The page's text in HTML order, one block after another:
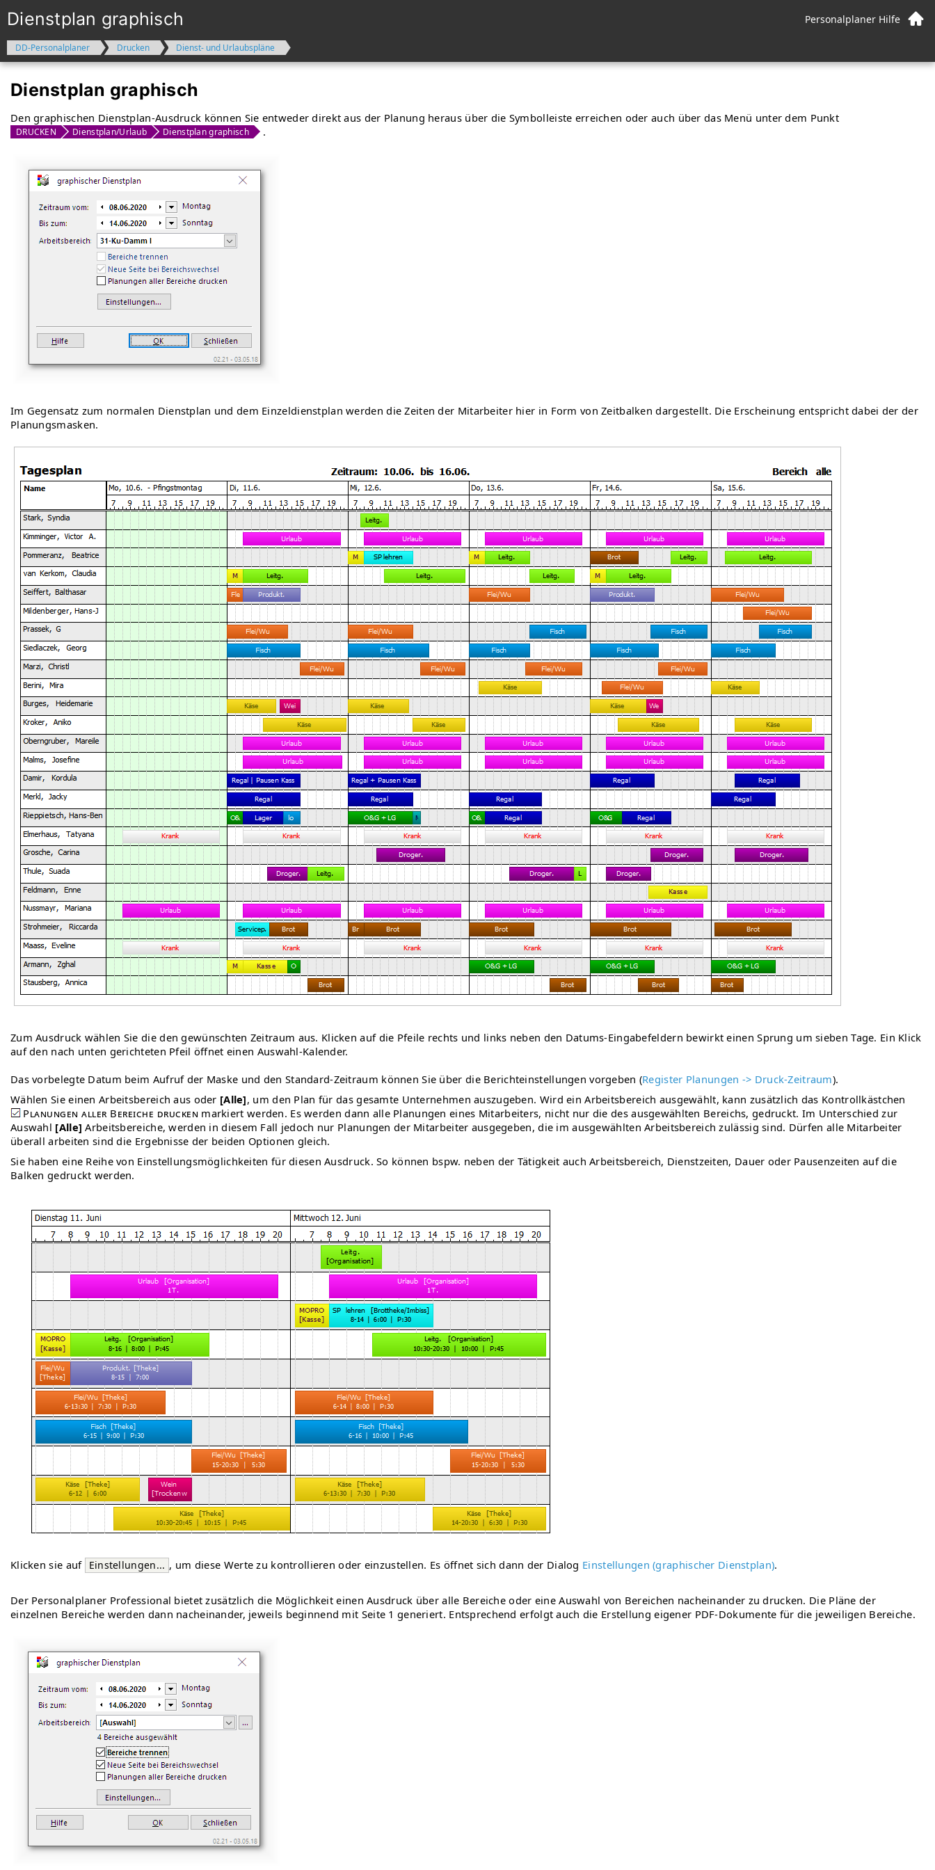
Dienstplan graphisch Personalplaner Hilfe
DD-Personalplaner Drucken Dienst- und Urlaubspläne
Dienstplan graphisch
Den graphischen Dienstplan-Ausdruck können Sie entweder direkt aus der Planung heraus über die Symbolleiste erreichen oder auch über das Menü unter dem Punkt
DRUCKEN Dienstplan/Urlaub Dienstplan graphisch .
Im Gegensatz zum normalen Dienstplan und dem Einzeldienstplan werden die Zeiten der Mitarbeiter hier in Form von Zeitbalken dargestellt. Die Erscheinung entspricht dabei der der
Planungsmasken.
Zum Ausdruck wählen Sie die den gewünschten Zeitraum aus. Klicken auf die Pfeile rechts und links neben den Datums-Eingabefeldern bewirkt einen Sprung um sieben Tage. Ein Klick
auf den nach unten gerichteten Pfeil öffnet einen Auswahl-Kalender.
Das vorbelegte Datum beim Aufruf der Maske und den Standard-Zeitraum können Sie über die Berichteinstellungen vorgeben (Register Planungen -> Druck-Zeitraum).
Wählen Sie einen Arbeitsbereich aus oder [Alle], um den Plan für das gesamte Unternehmen auszugeben. Wird ein Arbeitsbereich ausgewählt, kann zusätzlich das Kontrollkästchen
Planungen aller Bereiche drucken markiert werden. Es werden dann alle Planungen eines Mitarbeiters, nicht nur die des ausgewählten Bereichs, gedruckt. Im Unterschied zur
Auswahl [Alle] Arbeitsbereiche, werden in diesem Fall jedoch nur Planungen der Mitarbeiter ausgegeben, die im ausgewählten Arbeitsbereich zulässig sind. Dürfen alle Mitarbeiter
überall arbeiten sind die Ergebnisse der beiden Optionen gleich.
Sie haben eine Reihe von Einstellungsmöglichkeiten für diesen Ausdruck. So können bspw. neben der Tätigkeit auch Arbeitsbereich, Dienstzeiten, Dauer oder Pausenzeiten auf die
Balken gedruckt werden.
Klicken sie auf Einstellungen... , um diese Werte zu kontrollieren oder einzustellen. Es öffnet sich dann der Dialog Einstellungen (graphischer Dienstplan).
Der Personalplaner Professional bietet zusätzlich die Möglichkeit einen Ausdruck über alle Bereiche oder eine Auswahl von Bereichen nacheinander zu drucken. Die Pläne der
einzelnen Bereiche werden dann nacheinander, jeweils beginnend mit Seite 1 generiert. Entsprechend erfolgt auch die Erstellung eigener PDF-Dokumente für die jeweiligen Bereiche.